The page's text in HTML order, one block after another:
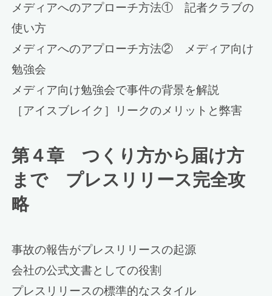
メディアへのアプローチ方法① 記者クラブの
使い方
メディアへのアプローチ方法② メディア向け
勉強会
メディア向け勉強会で事件の背景を解説
［アイスブレイク］リークのメリットと弊害
第４章 つくり方から届け方
まで プレスリリース完全攻
略
事故の報告がプレスリリースの起源
会社の公式文書としての役割
プレスリリースの標準的なスタイル